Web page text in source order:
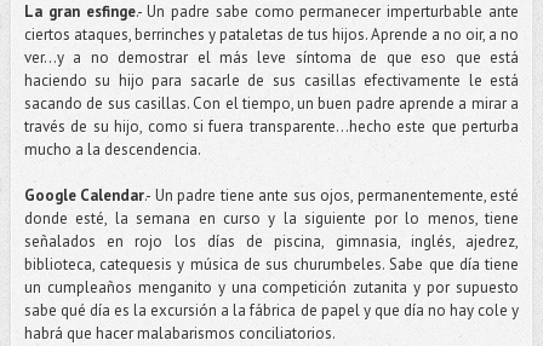
La gran esfinge.- Un padre sabe como permanecer imperturbable ante
ciertos ataques, berrinches y pataletas de tus hijos. Aprende a no oir, a no
ver...y a no demostrar el más leve síntoma de que eso que está
haciendo su hijo para sacarle de sus casillas efectivamente le está
sacando de sus casillas. Con el tiempo, un buen padre aprende a mirar a
través de su hijo, como si fuera transparente...hecho este que perturba
mucho a la descendencia.
Google Calendar.- Un padre tiene ante sus ojos, permanentemente, esté
donde esté, la semana en curso y la siguiente por lo menos, tiene
señalados en rojo los días de piscina, gimnasia, inglés, ajedrez,
biblioteca, catequesis y música de sus churumbeles. Sabe que día tiene
un cumpleaños menganito y una competición zutanita y por supuesto
sabe qué día es la excursión a la fábrica de papel y que día no hay cole y
habrá que hacer malabarismos conciliatorios.